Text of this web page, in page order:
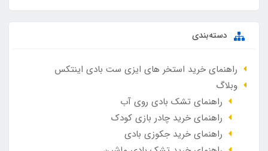
دسته‌بندی
راهنمای خرید استخر های ایزی ست بادی اینتکس
وبلاگ
راهنمای تشک بادی روی آب
راهنمای خرید چادر بازی کودک
راهنمای خرید جکوزی بادی